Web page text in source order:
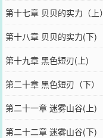
第十七章 贝贝的实力（上）
第十八章 贝贝的实力(下)
第十九章 黑色短刃(上)
第二十章 黑色短刃（下）
第二十一章 迷雾山谷(上)
第二十二章 迷雾山谷(下)